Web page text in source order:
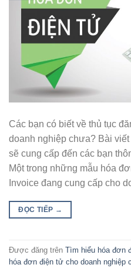
Các bạn có biết về thủ tục
doanh nghiệp chưa? Bài
sẽ cung cấp đến các bạn
Một trong những mẫu hóa
Invoice đang cung cấp cho
ĐỌC TIẾP →
Được đăng trên Tìm hiểu hóa đơn
hóa đơn điện tử cho doanh nghiệp